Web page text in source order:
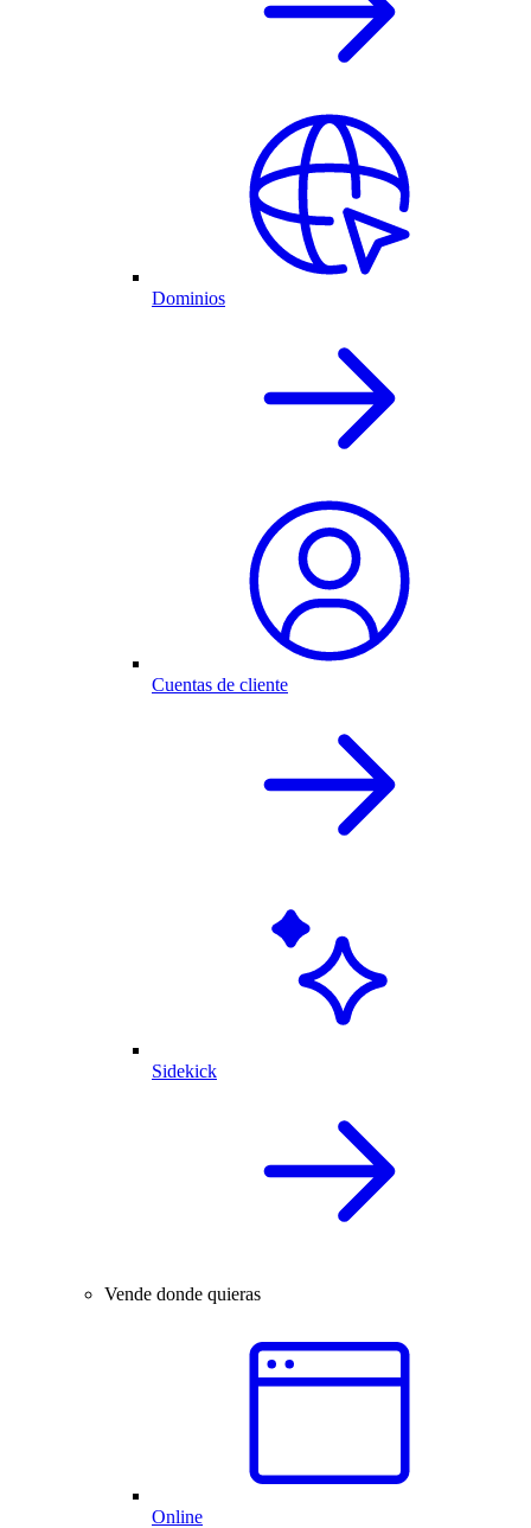
Dominios
Cuentas de cliente
Sidekick
Vende donde quieras
Online